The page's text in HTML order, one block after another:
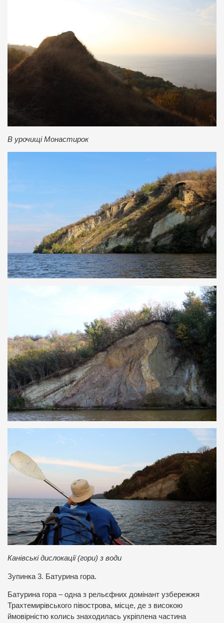
В урочищі Монастирок
Канівські дислокації (гори) з води
Зупинка 3. Батурина гора.
Батурина гора – одна з рельєфних домінант узбережжя
Трахтемирівського півострова, місце, де з високою
ймовірністю колись знаходилась укріплена частина